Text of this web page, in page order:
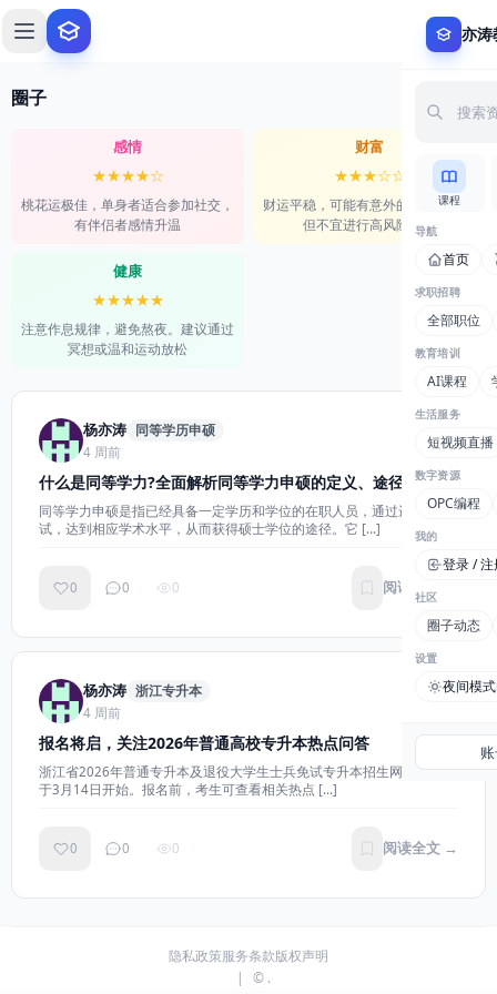
亦涛
课程
导航
首页
求职招聘
全部职位
教育培训
AI课程
生活服务
短视频直播
数字资源
OPC编程
我的
登录 / 注
社区
圈子动态
设置
夜间模式
圈子
感情
★★★★☆
桃花运极佳，单身者适合参加社交，
有伴侣者感情升温
财富
★★★☆☆
财运平稳，可能有意外的小额进账，
但不宜进行高风险投资
健康
★★★★★
注意作息规律，避免熬夜。建议通过
冥想或温和运动放松
杨亦涛 同等学历申硕
4 周前
什么是同等学力?全面解析同等学力申硕的定义、途径与优势
同等学力申硕是指已经具备一定学历和学位的在职人员，通过进修和考
试，达到相应学术水平，从而获得硕士学位的途径。它 […]
0 0 0 阅读全文 →
杨亦涛 浙江专升本
4 周前
报名将启，关注2026年普通高校专升本热点问答
浙江省2026年普通专升本及退役大学生士兵免试专升本招生网上报名将
于3月14日开始。报名前，考生可查看相关热点 […]
0 0 0 阅读全文 →
隐私政策服务条款版权声明
|
© .